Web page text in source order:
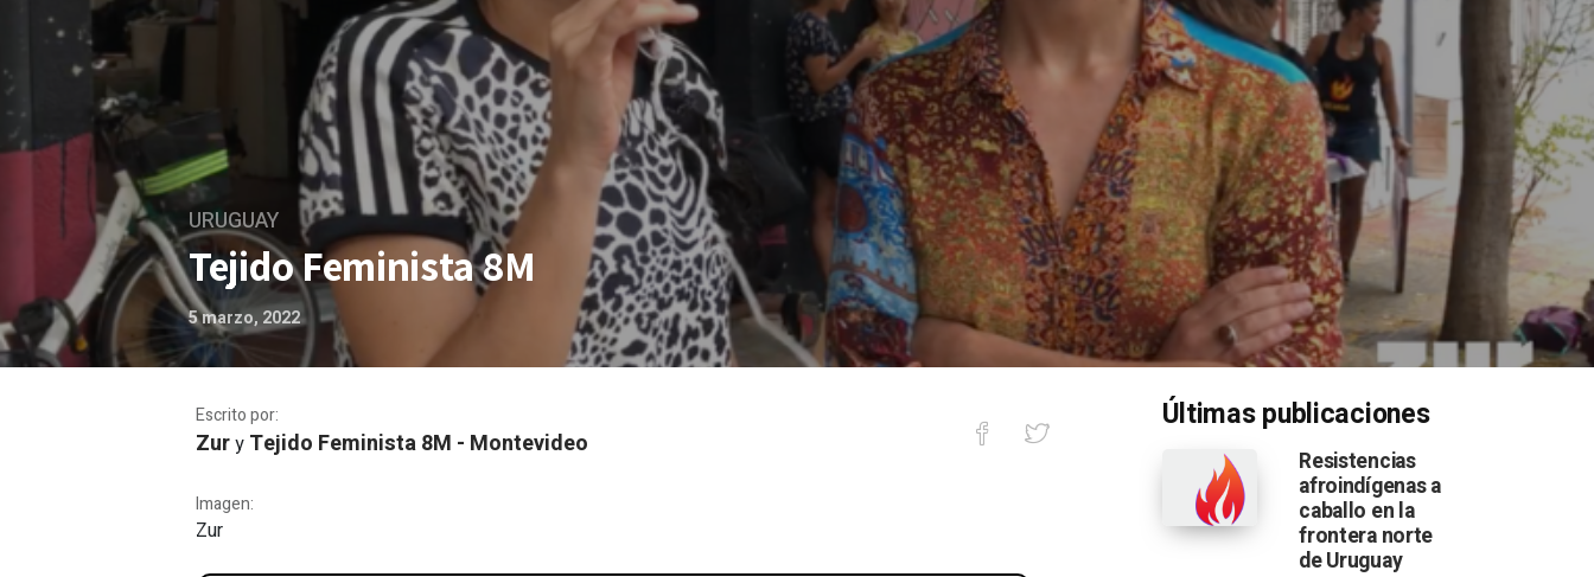
URUGUAY
Tejido Feminista 8M
5 marzo, 2022
Escrito por:
Zury Tejido Feminista 8M - Montevideo
Imagen:
Zur
Últimas publicaciones
Resistencias
afroindígenas a
caballo en la
frontera norte
de Uruguay